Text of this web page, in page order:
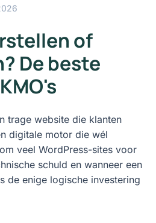
of
De beste
trage website die klanten
digitale motor die wél
veel WordPress-sites voor
schuld en wanneer een
de enige logische investering